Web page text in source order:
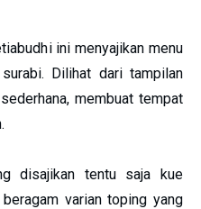
ini menyajikan menu
Dilihat dari tampilan
membuat tempat
disajikan tentu saja kue
varian toping yang